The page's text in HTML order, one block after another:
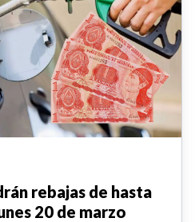
rebajas de hasta
20 de marzo